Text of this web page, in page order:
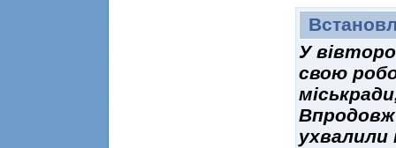
У
свою
Впродовж
ухвалили